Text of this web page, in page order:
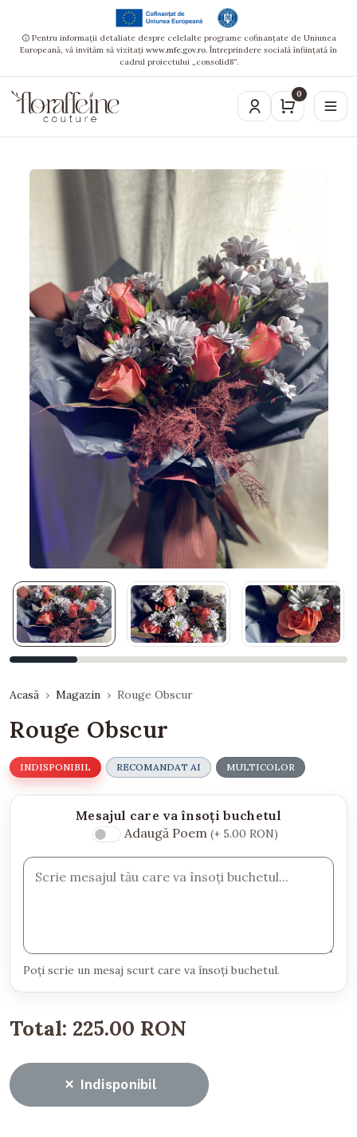
Pentru informații detaliate despre celelalte programe cofinanțate de Uniunea
Europeană, vă invităm să vizitați www.mfe.gov.ro. Întreprindere socială înființată în
cadrul proiectului „consolid8”.
0
Acasă Magazin Rouge Obscur
Rouge Obscur
INDISPONIBIL RECOMANDAT AI MULTICOLOR
Mesajul care va însoți buchetul
Adaugă Poem (+ 5.00 RON)
Poți scrie un mesaj scurt care va însoți buchetul.
Total: 225.00 RON
Indisponibil